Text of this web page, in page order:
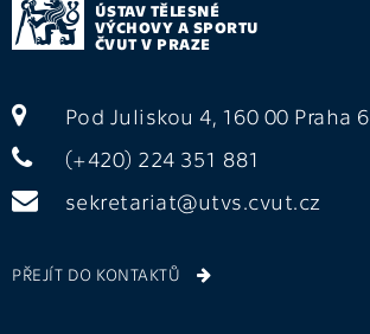
ÚSTAV TĚLESNÉ
VÝCHOVY A SPORTU
ČVUT V PRAZE
Pod Juliskou 4, 160 00 Praha 6
(+420) 224 351 881
sekretariat@utvs.cvut.cz
PŘEJÍT DO KONTAKTŮ